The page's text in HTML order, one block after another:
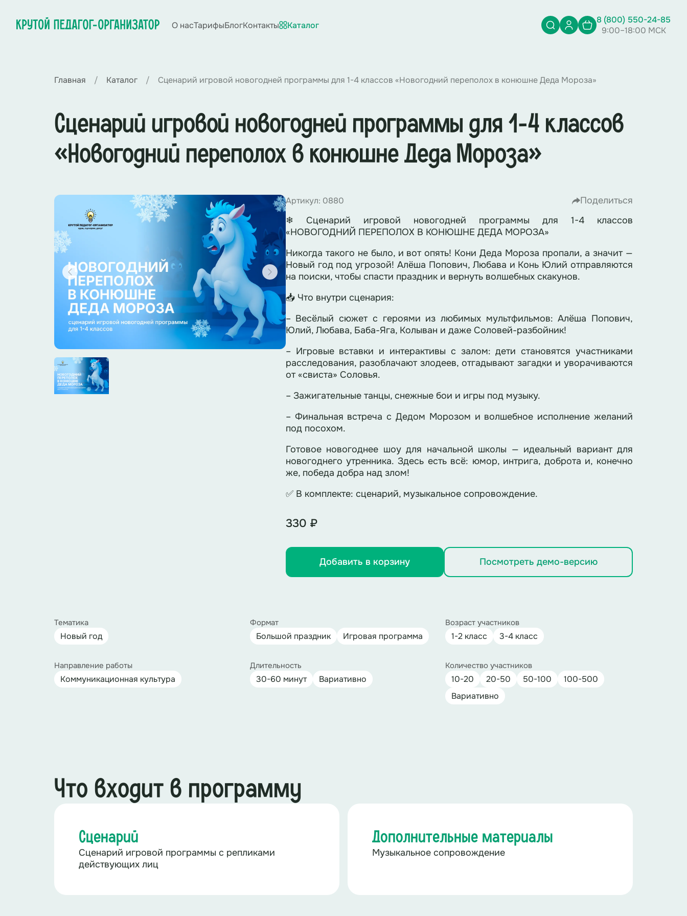
О насТарифыБлогКонтакты Каталог
8 (800) 550-24-85
9:00–18:00 МСК
Главная Каталог Сценарий игровой новогодней программы для 1-4 классов «Новогодний переполох в конюшне Деда Мороза»
Сценарий игровой новогодней программы для 1-4 классов
«Новогодний переполох в конюшне Деда Мороза»
Артикул: 0880
Поделиться
❄ Сценарий игровой новогодней программы для 1-4 классов
«НОВОГОДНИЙ ПЕРЕПОЛОХ В КОНЮШНЕ ДЕДА МОРОЗА»
Никогда такого не было, и вот опять! Кони Деда Мороза пропали, а значит —
Новый год под угрозой! Алёша Попович, Любава и Конь Юлий отправляются
на поиски, чтобы спасти праздник и вернуть волшебных скакунов.
📥 Что внутри сценария:
– Весёлый сюжет с героями из любимых мультфильмов: Алёша Попович,
Юлий, Любава, Баба-Яга, Колыван и даже Соловей-разбойник!
– Игровые вставки и интерактивы с залом: дети становятся участниками
расследования, разоблачают злодеев, отгадывают загадки и уворачиваются
от «свиста» Соловья.
– Зажигательные танцы, снежные бои и игры под музыку.
– Финальная встреча с Дедом Морозом и волшебное исполнение желаний
под посохом.
Готовое новогоднее шоу для начальной школы — идеальный вариант для
новогоднего утренника. Здесь есть всё: юмор, интрига, доброта и, конечно
же, победа добра над злом!
✅ В комплекте: сценарий, музыкальное сопровождение.
330 ₽
Добавить в корзину Посмотреть демо-версию
Тематика
Новый год
Формат
Большой праздник Игровая программа
Возраст участников
1-2 класс 3-4 класс
Направление работы
Коммуникационная культура
Длительность
30-60 минут Вариативно
Количество участников
10-20 20-50 50-100
100-500
Вариативно
Что входит в программу
Сценарий
Сценарий игровой программы с репликами
действующих лиц
Дополнительные материалы
Музыкальное сопровождение